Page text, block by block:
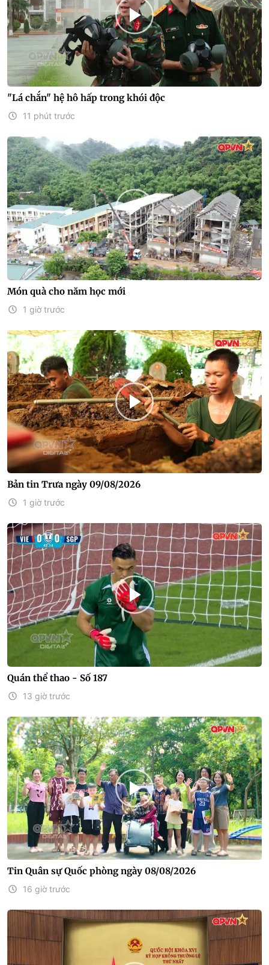
"Lá chắn" hệ hô hấp trong khói độc
11 phút trước
Món quà cho năm học mới
1 giờ trước
Bản tin Trưa ngày 09/08/2026
1 giờ trước
Quán thể thao - Số 187
13 giờ trước
Tin Quân sự Quốc phòng ngày 08/08/2026
16 giờ trước